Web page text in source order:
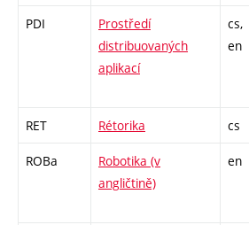
PDI
Prostředí
distribuovaných
aplikací
cs,
en
RET Rétorika cs
ROBa
Robotika (v
angličtině)
en